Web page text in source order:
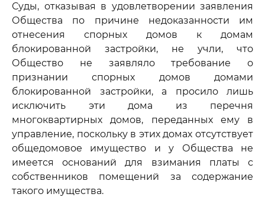
Суды, отказывая в удовлетворении заявления
Общества по причине недоказанности им
отнесения спорных домов к домам
блокированной застройки, не учли, что
Общество не заявляло требование о
признании спорных домов домами
блокированной застройки, а просило лишь
исключить эти дома из перечня
многоквартирных домов, переданных ему в
управление, поскольку в этих домах отсутствует
общедомовое имущество и у Общества не
имеется оснований для взимания платы с
собственников помещений за содержание
такого имущества.